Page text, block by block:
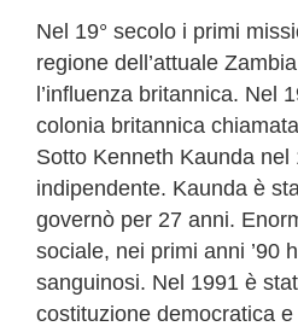
Nel 19° secolo i primi
regione dell’attuale
l’influenza britannica. Nel
colonia britannica
Sotto Kenneth Kaunda
indipendente. Kaunda è
governò per 27 anni.
sociale, nei primi anni ’90
sanguinosi. Nel 1991 è
costituzione democratica